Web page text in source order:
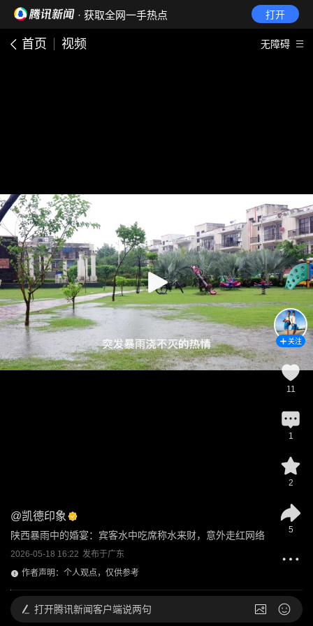
· 获取全网一手热点 打开
首页 视频 无障碍
@凯德印象
陕西暴雨中的婚宴：宾客水中吃席称水来财，意外走红网络
2026-05-18 16:22 发布于广东
作者声明：个人观点，仅供参考
关注
11
1
2
5
打开腾讯新闻客户端说两句